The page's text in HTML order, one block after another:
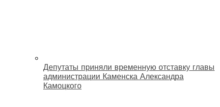
Депутаты приняли временную отставку главы
администрации Каменска Александра
Камоцкого